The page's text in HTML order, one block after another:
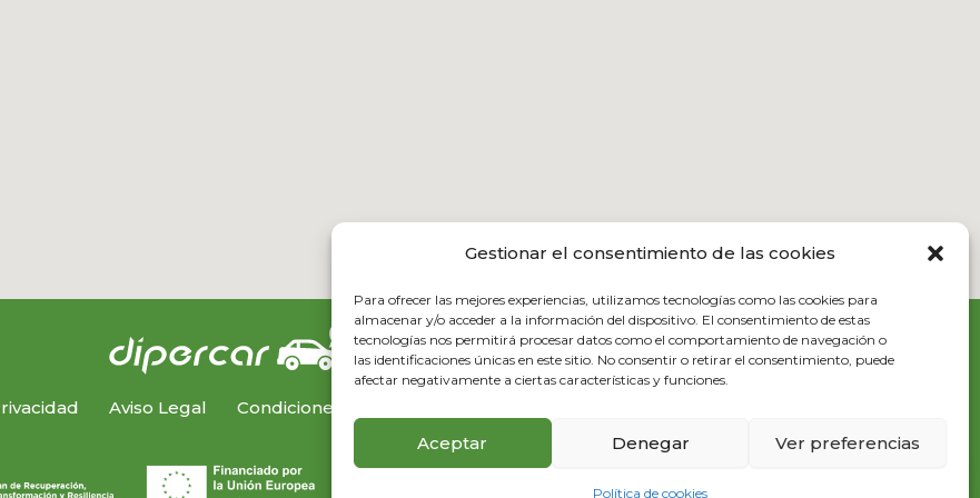
Gestionar el consentimiento de las cookies
Para ofrecer las mejores experiencias, utilizamos tecnologías como las cookies para
almacenar y/o acceder a la información del dispositivo. El consentimiento de estas
tecnologías nos permitirá procesar datos como el comportamiento de navegación o
las identificaciones únicas en este sitio. No consentir o retirar el consentimiento, puede
afectar negativamente a ciertas características y funciones.
Aceptar Denegar Ver preferencias
Política de cookies
Aviso Legal Condiciones de compra